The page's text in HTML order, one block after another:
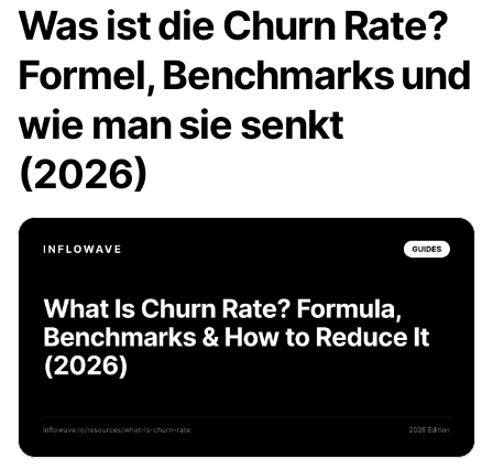
Was ist die Churn Rate?
Formel, Benchmarks und
wie man sie senkt
(2026)